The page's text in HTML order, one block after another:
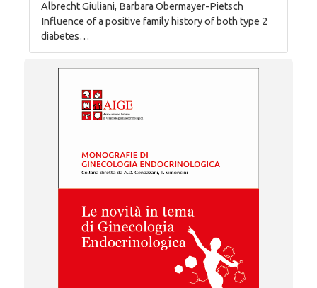
Albrecht Giuliani, Barbara Obermayer-Pietsch
Influence of a positive family history of both type 2
diabetes…